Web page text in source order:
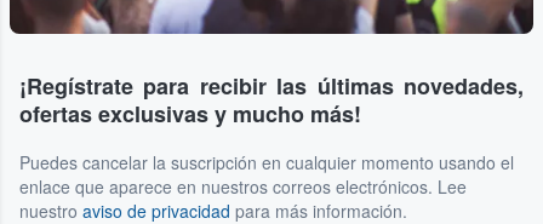
¡Regístrate para recibir las últimas novedades,
ofertas exclusivas y mucho más!
Puedes cancelar la suscripción en cualquier momento usando el
enlace que aparece en nuestros correos electrónicos. Lee
nuestro aviso de privacidad para más información.